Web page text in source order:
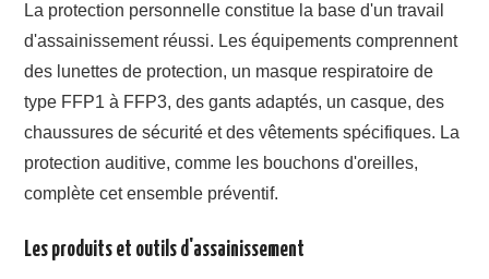
La protection personnelle constitue la base d'un travail
d'assainissement réussi. Les équipements comprennent
des lunettes de protection, un masque respiratoire de
type FFP1 à FFP3, des gants adaptés, un casque, des
chaussures de sécurité et des vêtements spécifiques. La
protection auditive, comme les bouchons d'oreilles,
complète cet ensemble préventif.
Les produits et outils d'assainissement